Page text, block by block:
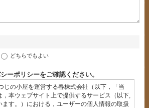
どちらでもよい
ーポリシーをご確認ください。